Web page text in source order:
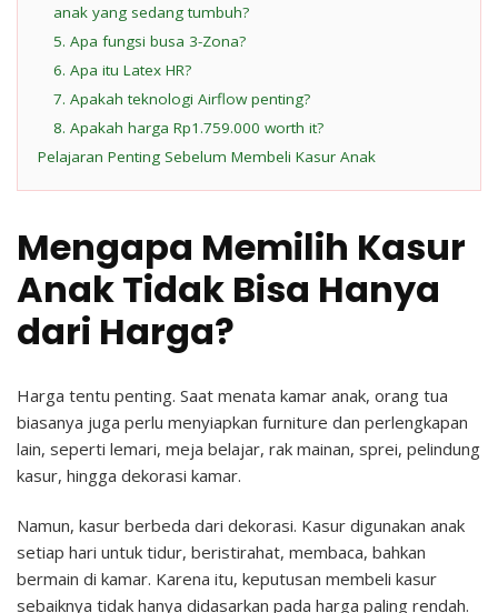
anak yang sedang tumbuh?
5. Apa fungsi busa 3-Zona?
6. Apa itu Latex HR?
7. Apakah teknologi Airflow penting?
8. Apakah harga Rp1.759.000 worth it?
Pelajaran Penting Sebelum Membeli Kasur Anak
Mengapa Memilih Kasur
Anak Tidak Bisa Hanya
dari Harga?
Harga tentu penting. Saat menata kamar anak, orang tua
biasanya juga perlu menyiapkan furniture dan perlengkapan
lain, seperti lemari, meja belajar, rak mainan, sprei, pelindung
kasur, hingga dekorasi kamar.
Namun, kasur berbeda dari dekorasi. Kasur digunakan anak
setiap hari untuk tidur, beristirahat, membaca, bahkan
bermain di kamar. Karena itu, keputusan membeli kasur
sebaiknya tidak hanya didasarkan pada harga paling rendah.